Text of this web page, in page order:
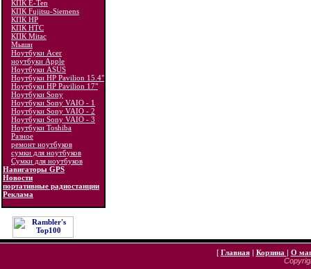
КПК E-Ten
КПК Fujitsu-Siemens
КПК HP
КПК HTC
КПК Mitac
Мыши
Ноутбуки Acer
ноутбуки Apple
Ноутбуки ASUS
Ноутбуки HP Pavilion 15.4"
Ноутбуки HP Pavilion 17"
Ноутбуки Sony
Ноутбуки Sony VAIO - 1
Ноутбуки Sony VAIO - 2
Ноутбуки Sony VAIO - 3
Ноутбуки Toshiba
Разное
ремонт ноутбуков
сумки для ноутбуков
Сумки для ноутбуков
Навигаторы GPS
Новости
портативные радиостанции
Реклама
[ Главная| Корзина | О